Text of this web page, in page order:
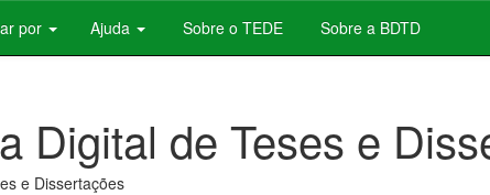
por Ajuda Sobre o TEDE Sobre a BDTD
Digital de Teses e
e Dissertações